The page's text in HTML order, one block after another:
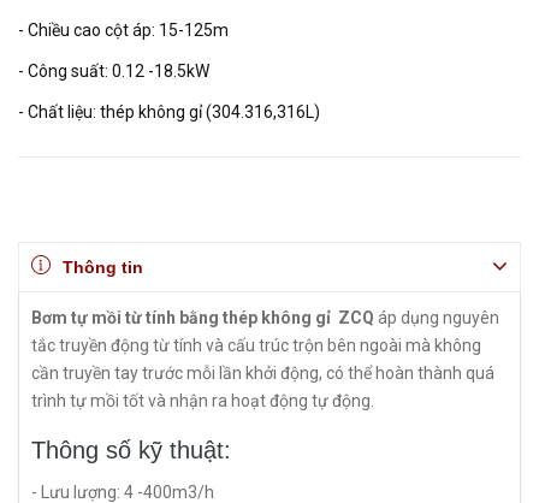
- Chiều cao cột áp: 15-125m
- Công suất: 0.12 -18.5kW
- Chất liệu: thép không gỉ (304.316,316L)
Thông tin
Bơm tự mồi từ tính bằng thép không gỉ ZCQ áp dụng nguyên
tắc truyền động từ tính và cấu trúc trộn bên ngoài mà không
cần truyền tay trước mỗi lần khởi động, có thể hoàn thành quá
trình tự mồi tốt và nhận ra hoạt động tự động.
Thông số kỹ thuật:
- Lưu lượng: 4 -400m3/h